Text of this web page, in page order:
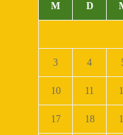
M D
3 4
10 11
17 18